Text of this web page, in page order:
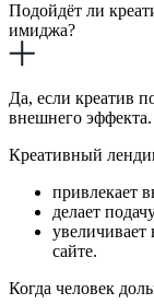
Подойдёт ли
имиджа?
Да, если креатив
внешнего эффекта.
Креативный
привлекает
делает
увеличивает
сайте.
Когда человек